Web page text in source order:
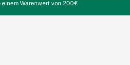
einem Warenwert von 200€